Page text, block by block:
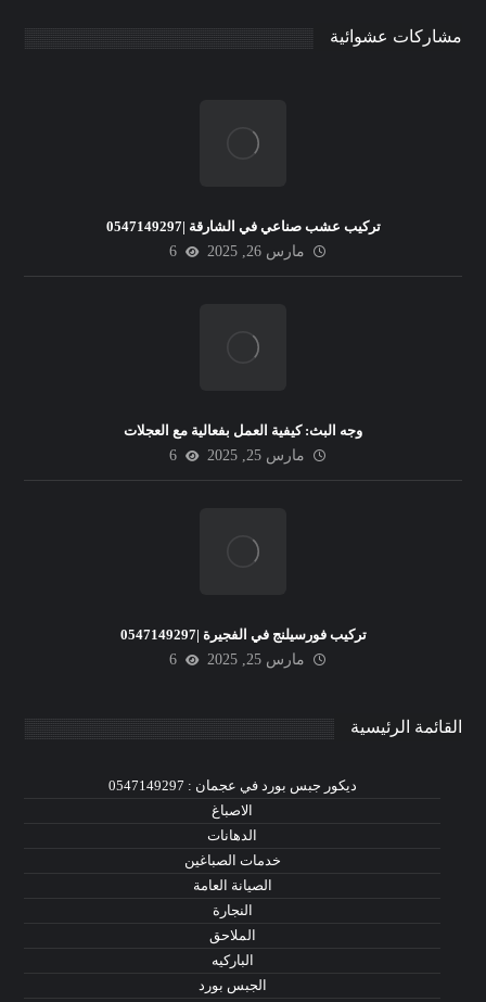
مشاركات عشوائية
تركيب عشب صناعي في الشارقة |0547149297
مارس 26, 2025
6
وجه البث: كيفية العمل بفعالية مع العجلات
مارس 25, 2025
6
تركيب فورسيلنج في الفجيرة |0547149297
مارس 25, 2025
6
القائمة الرئيسية
ديكور جبس بورد في عجمان : 0547149297
الاصباغ
الدهانات
خدمات الصباغين
الصيانة العامة
النجارة
الملاحق
الباركيه
الجبس بورد